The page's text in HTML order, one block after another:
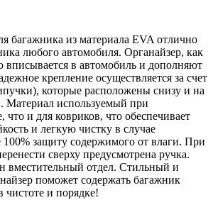
багажника из материала EVA отлично
любого автомобиля. Органайзер, как
вписывается в автомобиль и дополняют
крепление осуществляется за счет
которые расположены снизу и на
Материал используемый при
что и для ковриков, что обеспечивает
и легкую чистку в случае
100% защиту содержимого от влаги. При
сверху предусмотрена ручка.
вместительный отдел. Стильный и
поможет содержать багажник
чистоте и порядке!